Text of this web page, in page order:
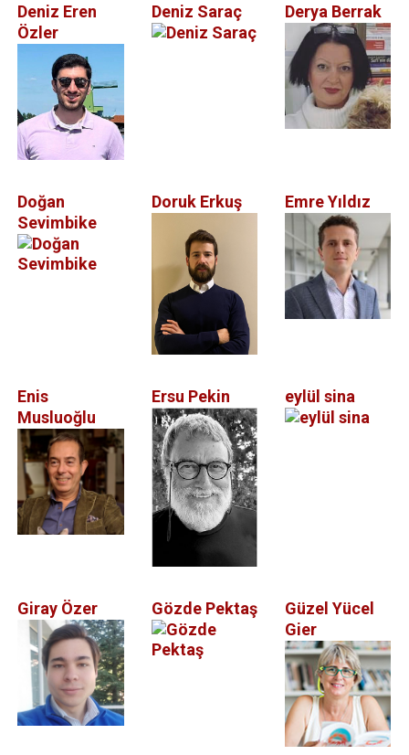
Deniz Eren
Özler
Deniz Saraç Derya Berrak
Doğan
Sevimbike
Doruk Erkuş Emre Yıldız
Enis
Musluoğlu
Ersu Pekin eylül sina
Giray Özer Gözde Pektaş
Güzel Yücel
Gier